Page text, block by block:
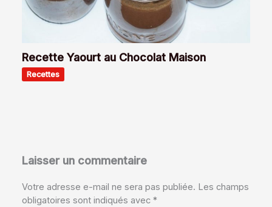
Recette Yaourt au Chocolat Maison
Recettes
Laisser un commentaire
Votre adresse e-mail ne sera pas publiée. Les champs
obligatoires sont indiqués avec*